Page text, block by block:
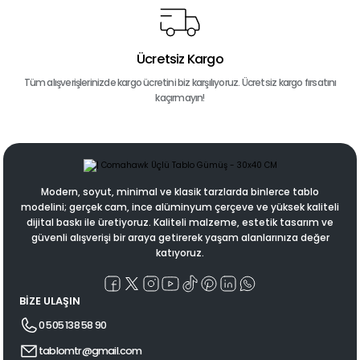
Ücretsiz Kargo
Tüm alışverişlerinizde kargo ücretini biz karşılıyoruz. Ücretsiz kargo fırsatını
kaçırmayın!
Modern, soyut, minimal ve klasik tarzlarda binlerce tablo
modelini; gerçek cam, ince alüminyum çerçeve ve yüksek kaliteli
dijital baskı ile üretiyoruz. Kaliteli malzeme, estetik tasarım ve
güvenli alışverişi bir araya getirerek yaşam alanlarınıza değer
katıyoruz.
BİZE ULAŞIN
0 505 138 58 90
tablomtr@gmail.com